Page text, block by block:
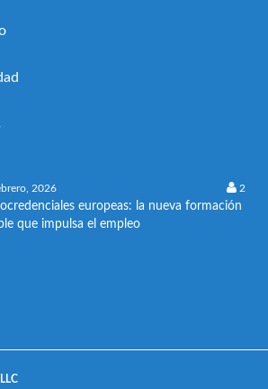
2026 2
europeas: la nueva formación
que impulsa el empleo